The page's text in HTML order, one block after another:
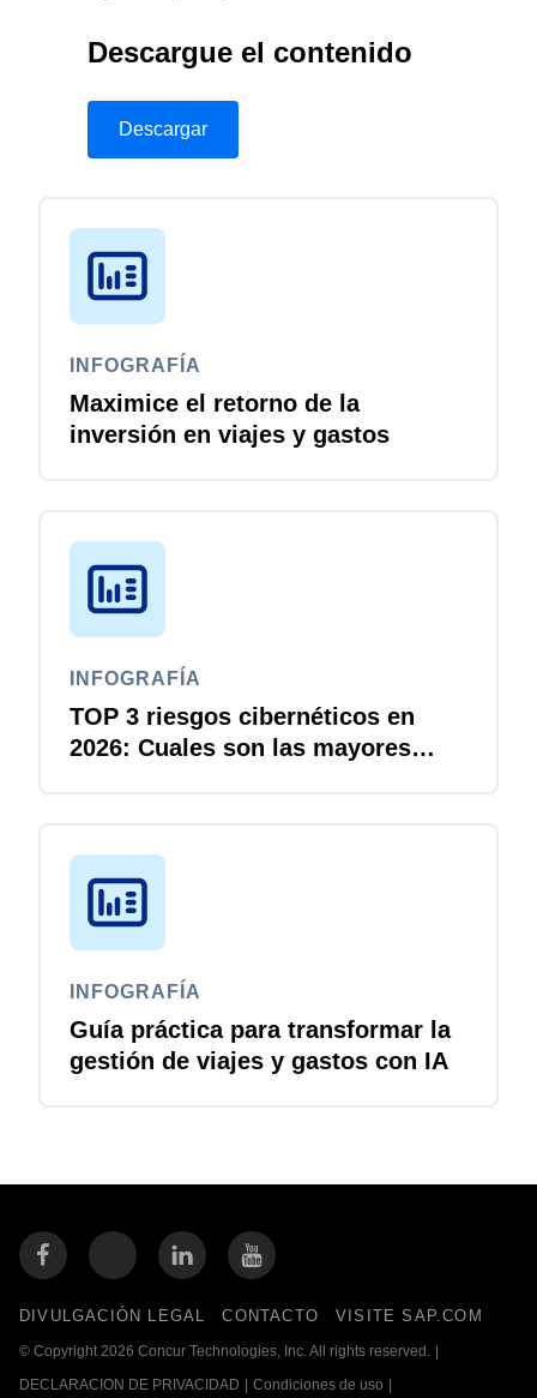
Descargue el contenido
Descargar
INFOGRAFÍA
Maximice el retorno de la
inversión en viajes y gastos
INFOGRAFÍA
TOP 3 riesgos cibernéticos en
2026: Cuales son las mayores
INFOGRAFÍA
Guía práctica para transformar la
gestión de viajes y gastos con IA
DIVULGACIÓN LEGAL CONTACTO VISITE SAP.COM
© Copyright 2026 Concur Technologies, Inc. All rights reserved.
DECLARACION DE PRIVACIDAD
Condiciones de uso